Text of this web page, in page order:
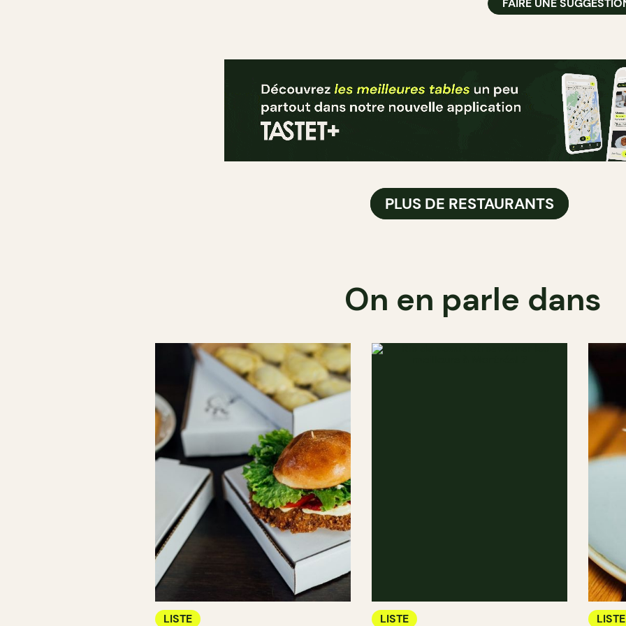
FAIRE UNE
PLUS DE RESTAURANTS
On en parle dans
LISTE LISTE LISTE